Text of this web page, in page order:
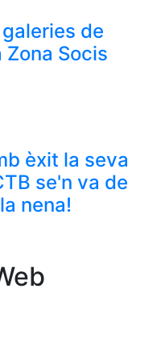
de
Socis
èxit la seva
se'n va de
nena!